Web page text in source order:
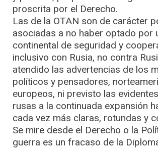
proscrita por el Derecho.
Las de la OTAN son de carácter
asociadas a no haber optado por
continental de seguridad y
inclusivo con Rusia, no contra
atendido las advertencias de los
políticos y pensadores,
europeos, ni previsto las
rusas a la continuada expansión
cada vez más claras, rotundas y
Se mire desde el Derecho o la
guerra es un fracaso de la